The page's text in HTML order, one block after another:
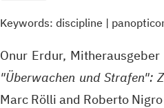
Keywords: discipline |
Onur Erdur,
"Überwachen und Strafen":
Marc Rölli and Roberto